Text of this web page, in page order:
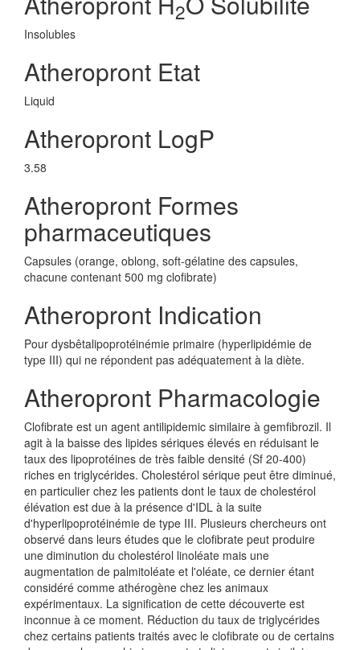
2
Insolubles
Atheropront Etat
Liquid
Atheropront LogP
3.58
Atheropront Formes
pharmaceutiques
Capsules (orange, oblong, soft-gélatine des capsules,
chacune contenant 500 mg clofibrate)
Atheropront Indication
Pour dysbêtalipoprotéinémie primaire (hyperlipidémie de
type III) qui ne répondent pas adéquatement à la diète.
Atheropront Pharmacologie
Clofibrate est un agent antilipidemic similaire à gemfibrozil. Il
agit à la baisse des lipides sériques élevés en réduisant le
taux des lipoprotéines de très faible densité (Sf 20-400)
riches en triglycérides. Cholestérol sérique peut être diminué,
en particulier chez les patients dont le taux de cholestérol
élévation est due à la présence d'IDL à la suite
d'hyperlipoprotéinémie de type III. Plusieurs chercheurs ont
observé dans leurs études que le clofibrate peut produire
une diminution du cholestérol linoléate mais une
augmentation de palmitoléate et l'oléate, ce dernier étant
considéré comme athérogène chez les animaux
expérimentaux. La signification de cette découverte est
inconnue à ce moment. Réduction du taux de triglycérides
chez certains patients traités avec le clofibrate ou de certains